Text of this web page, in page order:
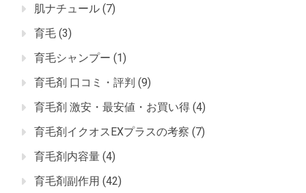
肌ナチュール (7)
育毛 (3)
育毛シャンプー (1)
育毛剤 口コミ・評判 (9)
育毛剤 激安・最安値・お買い得 (4)
育毛剤イクオスEXプラスの考察 (7)
育毛剤内容量 (4)
育毛剤副作用 (42)